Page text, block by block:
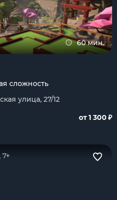
60 мин.
сложность
улица, 27/12
от 1 300 ₽